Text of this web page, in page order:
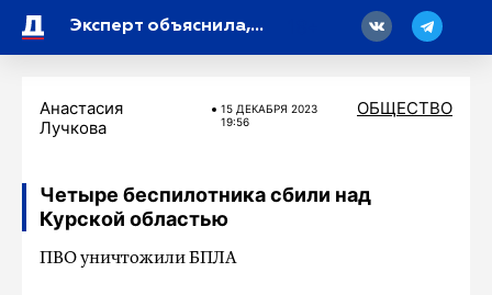
Эксперт объяснила, почему не стоит бояться магнитной бури
Анастасия
Лучкова
15 ДЕКАБРЯ 2023
19:56
ОБЩЕСТВО
Четыре беспилотника сбили над
Курской областью
ПВО уничтожили БПЛА